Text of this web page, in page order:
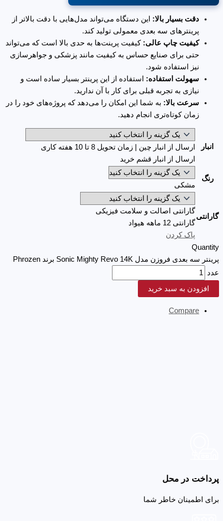
دقت بسیار بالا: این دستگاه می‌تواند مدل‌هایی با دقت بالاتر از
پرینترهای سه بعدی معمولی تولید کند.
کیفیت چاپ عالی: کیفیت پرینت‌ها به حدی بالا است که می‌تواند
حتی برای صنایع حساس به کیفیت مانند پزشکی و جواهرسازی
نیز استفاده شود.
سهولت استفاده: استفاده از این پرینتر بسیار ساده است و
نیازی به تجربه قبلی برای کار با آن ندارید.
سرعت بالا: به شما این امکان را می‌دهد که پروژه‌های خود را در
زمان کوتاه‌تری انجام دهید.
انبار
ارسال از انبار چین | زمان تحویل 8 تا 10 هفته کاری
ارسال از انبار قشم خرید
رنگ
مشکی
گارانتی
گارانتی اصالت و سلامت فیزیکی
گارانتی 12 ماهه هیواد
پاک کردن
Quantity
پرینتر سه بعدی فروزن مدل Sonic Mighty Revo 14K برند Phrozen
عدد
افزودن به سبد خرید
Compare
پرداخت در محل
برای اطمینان خاطر شما